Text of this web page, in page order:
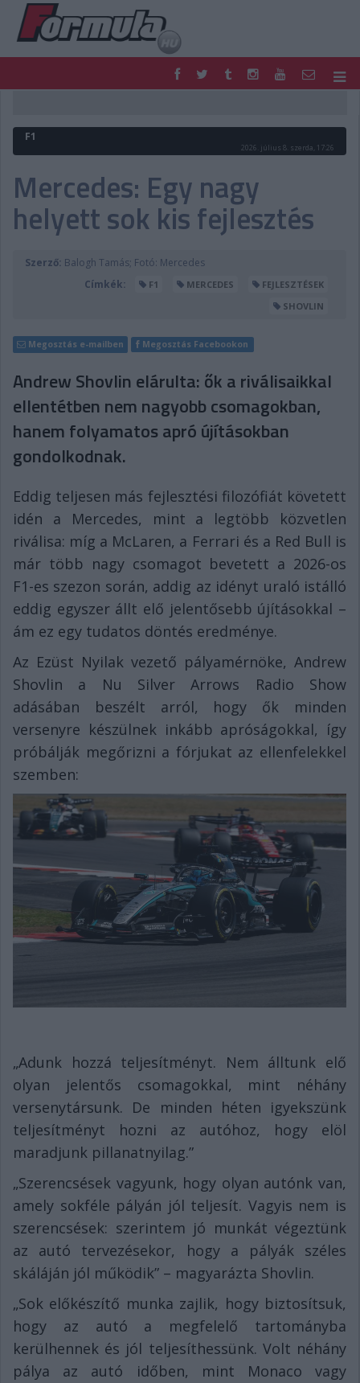
FORMULA
MOTOR
PODCAST
SHOP
LIVE
TIPPJÁTÉK
DIGITÁLIS MAGAZIN
PONTÁLLÁSOK
F1
2026. július 8. szerda, 17:26
Mercedes: Egy nagy
helyett sok kis fejlesztés
Szerző: Balogh Tamás; Fotó: Mercedes
Címkék:
F1 MERCEDES
FEJLESZTÉSEK
SHOVLIN
Megosztás e-mailben Megosztás Facebookon
Andrew Shovlin elárulta: ők a riválisaikkal
ellentétben nem nagyobb csomagokban,
hanem folyamatos apró újításokban
gondolkodnak.
Eddig teljesen más fejlesztési filozófiát követett
idén a Mercedes, mint a legtöbb közvetlen
riválisa: míg a McLaren, a Ferrari és a Red Bull is
már több nagy csomagot bevetett a 2026-os
F1-es szezon során, addig az idényt uraló istálló
eddig egyszer állt elő jelentősebb újításokkal –
ám ez egy tudatos döntés eredménye.
Az Ezüst Nyilak vezető pályamérnöke, Andrew
Shovlin a Nu Silver Arrows Radio Show
adásában beszélt arról, hogy ők minden
versenyre készülnek inkább apróságokkal, így
próbálják megőrizni a fórjukat az ellenfelekkel
szemben:
„Adunk hozzá teljesítményt. Nem álltunk elő
olyan jelentős csomagokkal, mint néhány
versenytársunk. De minden héten igyekszünk
teljesítményt hozni az autóhoz, hogy elöl
maradjunk pillanatnyilag.”
„Szerencsések vagyunk, hogy olyan autónk van,
amely sokféle pályán jól teljesít. Vagyis nem is
szerencsések: szerintem jó munkát végeztünk
az autó tervezésekor, hogy a pályák széles
skáláján jól működik” – magyarázta Shovlin.
„Sok előkészítő munka zajlik, hogy biztosítsuk,
hogy az autó a megfelelő tartományba
kerülhennek és jól teljesíthessünk. Volt néhány
pálya az autó időben, mint Monaco vagy